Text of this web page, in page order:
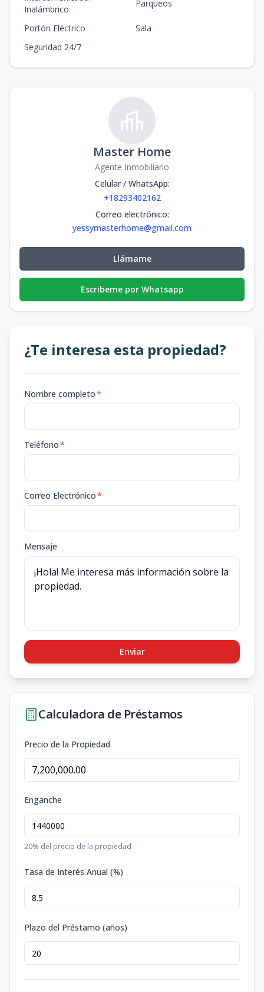
Inalámbrico
Parqueos
Portón Eléctrico
Sala
Seguridad 24/7
Master Home
Agente Inmobiliario
Celular / WhatsApp:
+18293402162
Correo electrónico:
yessymasterhome@gmail.com
Llámame
Escribeme por Whatsapp
¿Te interesa esta propiedad?
Nombre completo*
Teléfono*
Correo Electrónico*
Mensaje
Enviar
Calculadora de Préstamos
Precio de la Propiedad
Enganche
20% del precio de la propiedad
Tasa de Interés Anual (%)
Plazo del Préstamo (años)